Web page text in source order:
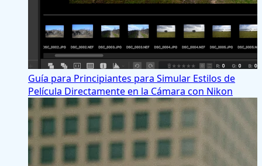
Guía para Principiantes para Simular Estilos de
Película Directamente en la Cámara con Nikon